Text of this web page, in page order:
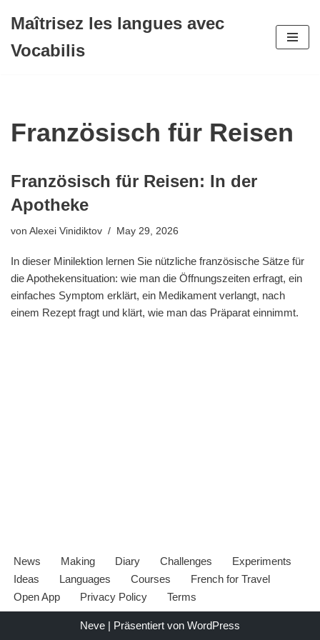
Inhalt
Maîtrisez les langues avec
Vocabilis
Französisch für Reisen
Französisch für Reisen: In der
Apotheke
von Alexei Vinidiktov May 29, 2026
In dieser Minilektion lernen Sie nützliche französische Sätze für
die Apothekensituation: wie man die Öffnungszeiten erfragt, ein
einfaches Symptom erklärt, ein Medikament verlangt, nach
einem Rezept fragt und klärt, wie man das Präparat einnimmt.
News Making Diary Challenges
Experiments
Ideas
Languages Courses
French for Travel
Open App
Privacy Policy Terms
Neve | Präsentiert von WordPress